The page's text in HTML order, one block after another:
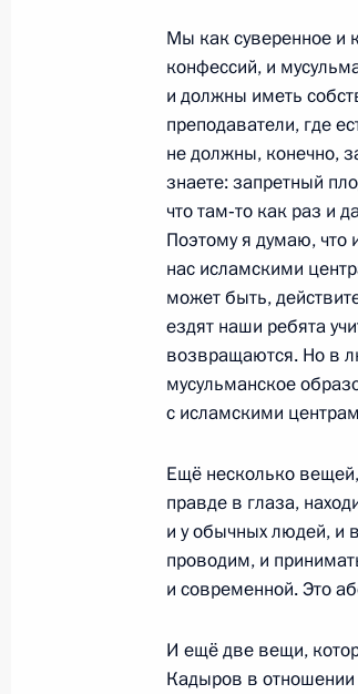
28 августа 2009 года,
26 августа 2009
Ответы на вопросы
в Монголию
26 августа 2009 года,
Выступление на
летию совместной
26 августа 2009 года,
Выступление на
монгольским и
на Халхин-Голе
Мы как суверенное и
конфессий, и
и должны иметь
преподаватели, где
не должны, конечно,
знаете: запретный
что там‑то как раз и
Поэтому я думаю, что
нас исламскими
может быть,
ездят наши ребята
возвращаются. Но в
мусульманское
с исламскими
Ещё несколько
правде в глаза,
и у обычных людей, и
проводим, и
и современной. Это
И ещё две вещи,
Кадыров в